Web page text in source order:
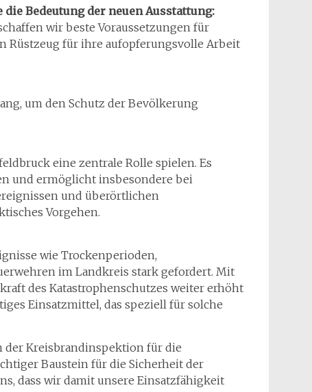
Bedeutung der neuen Ausstattung:
wir beste Voraussetzungen für
Rüstzeug für ihre aufopferungsvolle Arbeit
um den Schutz der Bevölkerung
eine zentrale Rolle spielen. Es
und ermöglicht insbesondere bei
und überörtlichen
Vorgehen.
wie Trockenperioden,
im Landkreis stark gefordert. Mit
des Katastrophenschutzes weiter erhöht
Einsatzmittel, das speziell für solche
der Kreisbrandinspektion für die
Baustein für die Sicherheit der
dass wir damit unsere Einsatzfähigkeit